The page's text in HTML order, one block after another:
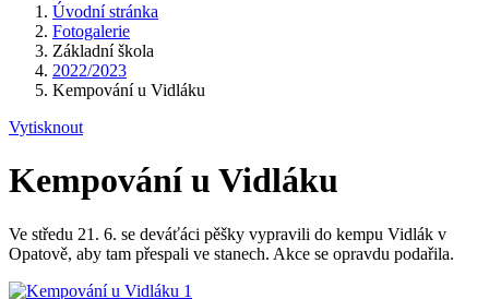
Úvodní stránka
Fotogalerie
Základní škola
2022/2023
Kempování u Vidláku
Vytisknout
Kempování u Vidláku
Ve středu 21. 6. se deváťáci pěšky vypravili do kempu Vidlák v
Opatově, aby tam přespali ve stanech. Akce se opravdu podařila.